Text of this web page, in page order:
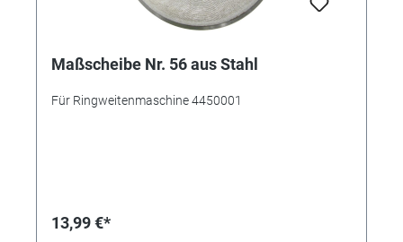
Maßscheibe Nr. 56 aus Stahl
Für Ringweitenmaschine 4450001
13,99 €*